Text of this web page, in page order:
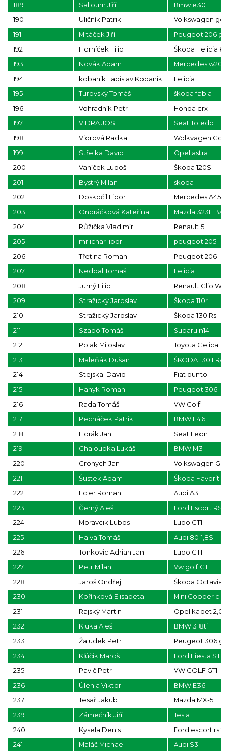
189
Salloum Jiří
Bmw e30
190
Uličník Patrik
Volkswagen
191
Mitáček Jiří
Peugeot 206 gti
192
Horníček Filip
Škoda Felicia
193
Novák Adam
Mercedes w202
194
kobanik Ladislav Kobanik
Felicia
195
Turovský Tomáš
škoda fabia
196
Vohradník Petr
Honda crx
197
VIDRA JOSEF
Seat Toledo
198
Vidrová Radka
Wolkvagen Golf
199
Střelka David
Opel astra
200
Vaníček Luboš
Škoda 120S
201
Bystrý Milan
skoda
202
Doskočil Libor
Mercedes A45
203
Ondráčková Kateřina
Mazda 323F BA
204
Růžička Vladimír
Renault 5
205
mrlichar libor
peugeot 205
206
Třetina Roman
Peugeot 206
207
Nedbal Tomaš
Felicia
208
Jurný Filip
Renault Clio
209
Stražický Jaroslav
Škoda 110r
210
Stražický Jaroslav
Škoda 130 Rs
211
Szabó Tomáš
Subaru n14
212
Polak Miloslav
Toyota Celica
213
Maleňák Dušan
ŠKODA 130 LR/H
214
Stejskal David
Fiat punto
215
Hanyk Roman
Peugeot 306
216
Rada Tomáš
VW Golf
217
Pecháček Patrik
BMW E46
218
Horák Jan
Seat Leon
219
Chaloupka Lukáš
BMW M3
220
Gronych Jan
Volkswagen
221
Šustek Adam
Škoda Favorit
222
Ecler Roman
Audi A3
223
Černý Aleš
Ford Escort
224
Moravcik Lubos
Lupo GTI
225
Halva Tomáš
Audi 80 1,8S
226
Tonkovic Adrian Jan
Lupo GTI
227
Petr Milan
Vw golf GTI
228
Jaroš Ondřej
Škoda Octavia
230
Kořínková Elisabeta
Mini Cooper
231
Rajský Martin
Opel kadet 2,0
232
Kluka Aleš
BMW 318ti
233
Žaludek Petr
Peugeot 306
234
Kľúčik Maroš
Ford Fiesta
235
Pavič Petr
VW GOLF GTI
236
Úlehla Viktor
BMW E36
237
Tesař Jakub
Mazda MX-5
239
Zámečník Jiří
Tesla
240
Kysela Denis
Ford escort rs
241
Maláč Michael Audi S3